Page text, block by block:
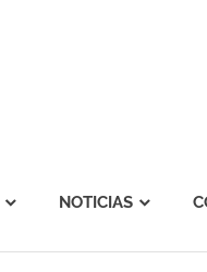
NOTICIAS